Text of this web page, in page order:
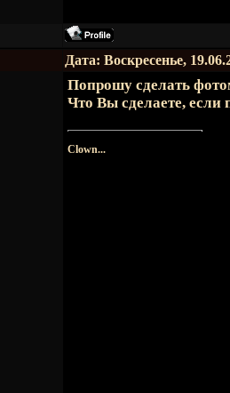
Дата: Воскресенье,
Попрошу сделать
Что Вы сделаете, если
Clown...